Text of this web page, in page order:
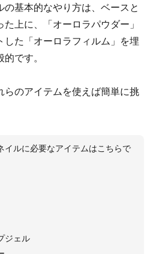
の基本的なやり方は、ベースと
上に、「オーロラパウダー」
した「オーロラフィルム」を埋
です。
らのアイテムを使えば簡単に挑
イルに必要なアイテムはこちらで
ジェル